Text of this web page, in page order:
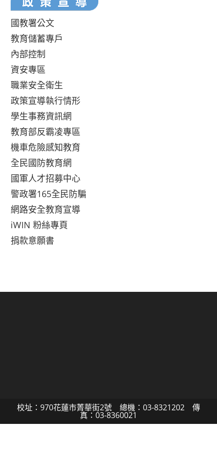
國教署公文
教育儲蓄專戶
內部控制
資安專區
職業安全衛生
政策宣導執行情形
學生事務資訊網
教育部反霸凌專區
機車危險感知教育
全民國防教育網
國軍人才招募中心
警政署165全民防騙
網路安全教育宣導
iWIN 粉絲專頁
捐款意願書
校址：970花蓮市菁華街2號 總機：03-8321202 傳
真：03-8360021